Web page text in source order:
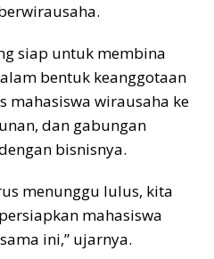
siap untuk membina
bentuk keanggotaan
mahasiswa wirausaha ke
dan gabungan
bisnisnya.
menunggu lulus, kita
mahasiswa
ini,” ujarnya.